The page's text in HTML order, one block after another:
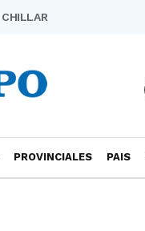
CHILLAR
PROVINCIALES PAIS